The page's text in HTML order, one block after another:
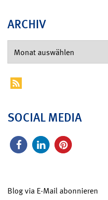
ARCHIV
SOCIAL MEDIA
Blog via E-Mail abonnieren